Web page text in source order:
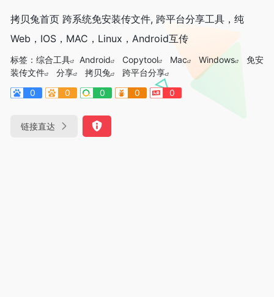
拷贝兔首页 跨系统免安装传文件, 跨平台分享工具，纯
Web，IOS，MAC，Linux，Android互传
标签： 综合工具 Android Copytool Mac Windows
免安
装传文件
分享 拷贝兔
跨平台分享
0
0 0 0 0
链接直达